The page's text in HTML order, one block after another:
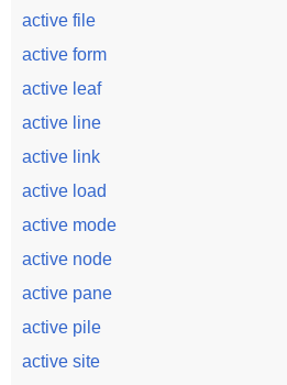
active file
active form
active leaf
active line
active link
active load
active mode
active node
active pane
active pile
active site